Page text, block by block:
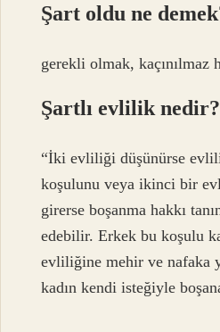
Şart oldu ne
gerekli olmak, kaçınılmaz
Şartlı evlilik nedir?
“İki evliliği düşünürse
koşulunu veya ikinci bir
girerse boşanma hakkı
edebilir. Erkek bu koşulu
evliliğine mehir ve nafaka
kadın kendi isteğiyle